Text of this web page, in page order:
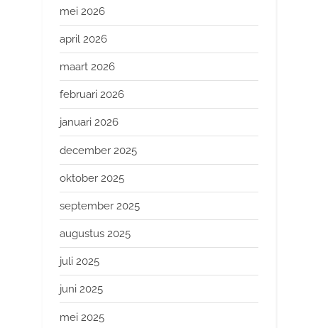
mei 2026
april 2026
maart 2026
februari 2026
januari 2026
december 2025
oktober 2025
september 2025
augustus 2025
juli 2025
juni 2025
mei 2025